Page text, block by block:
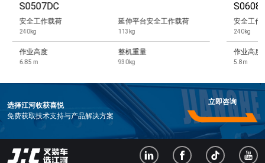
S0507DC
安全工作载荷
240kg
延伸平台安全工作载荷
113kg
作业高度
6.85 m
整机重量
930kg
安全工作
240kg
作业高度
5.8m
选择江河收获喜悦
免费获取技术支持与产品解决方案
立即咨询